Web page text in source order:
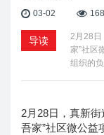
03-02
导读
2月28日
家”社区
组织的
2月28日，真新
吾家”社区微公益